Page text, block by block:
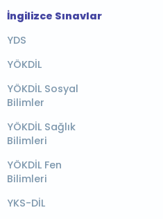
İngilizce Sınavlar
YDS
YÖKDİL
YÖKDİL Sosyal
Bilimler
YÖKDİL Sağlık
Bilimleri
YÖKDİL Fen
Bilimleri
YKS-DİL